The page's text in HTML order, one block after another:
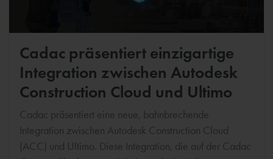
Cadac präsentiert einzigartige
Integration zwischen Autodesk
Construction Cloud und Ultimo
Cadac präsentiert eine neue, bahnbrechende
Integration zwischen Autodesk Construction Cloud
(ACC) und Ultimo. Diese Integration, die auf der Cadac